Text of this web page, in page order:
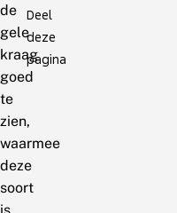
de
gele
kraag
goed
te
zien,
waarmee
deze
soort
is
Deel
deze
pagina